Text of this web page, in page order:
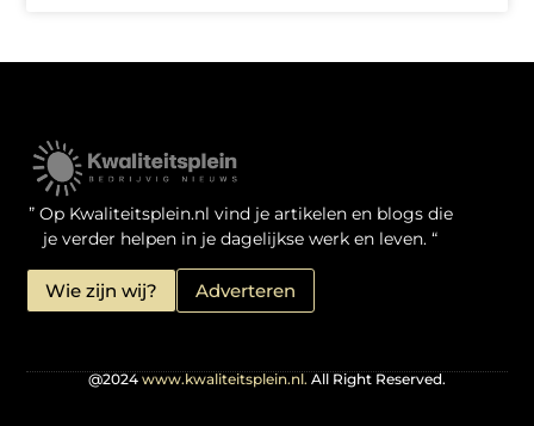
” Op Kwaliteitsplein.nl vind je artikelen en blogs die
je verder helpen in je dagelijkse werk en leven. “
Wie zijn wij? Adverteren
@2024 www.kwaliteitsplein.nl. All Right Reserved.